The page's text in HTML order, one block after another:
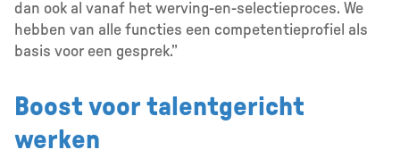
dan ook al vanaf het werving-en-selectieproces. We
hebben van alle functies een competentieprofiel als
basis voor een gesprek.”
Boost voor talentgericht
werken